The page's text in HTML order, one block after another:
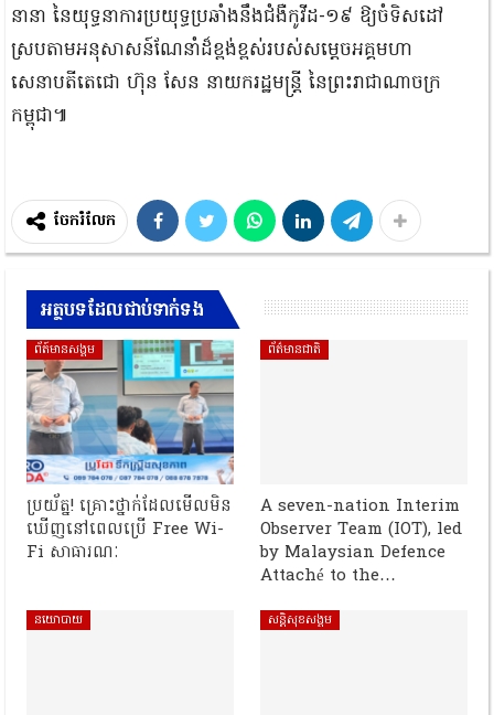
នានា នៃយុទ្ធនាការប្រយុទ្ធប្រឆាំងនឹងជំងឺកូវីដ-១៩ ឱ្យចំទិសដៅ
ស្របតាមអនុសាសន៍ណែនាំដ៏ខ្ពង់ខ្ពស់របស់សម្ដេចអគ្គមហា
សេនាបតីតេជោ ហ៊ុន សែន នាយករដ្ឋមន្ត្រី នៃព្រះរាជាណាចក្រ
កម្ពុជា៕
ចែករំលែក
អត្ថបទដែលជាប់ទាក់ទង
ព័ត៍មានសង្គម
ប្រយ័ត្ន! គ្រោះថ្នាក់ដែលមើលមិន
ឃើញនៅពេលប្រើ Free Wi-
Fi សាធារណៈ
ព័ត៌មានជាតិ
A seven-nation Interim
Observer Team (IOT), led
by Malaysian Defence
Attaché to the…
នយោបាយ សន្តិសុខសង្គម